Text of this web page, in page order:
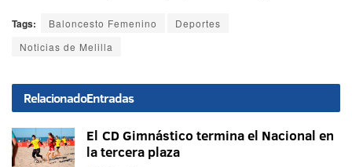
Tags: Baloncesto Femenino
Deportes
Noticias de Melilla
RelacionadoEntradas
El CD Gimnástico termina el Nacional en
la tercera plaza